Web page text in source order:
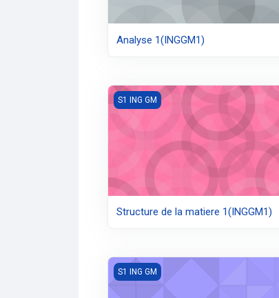
Analyse 1(INGGM1)
Structure de la matiere 1(INGGM1)
S1 ING GM
Structure de la matiere 1(INGGM1)
TP Physique 1(INGGM1)
S1 ING GM